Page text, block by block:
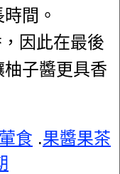
間。
因此在最後
子醬更具香
葷食 .果醬果茶